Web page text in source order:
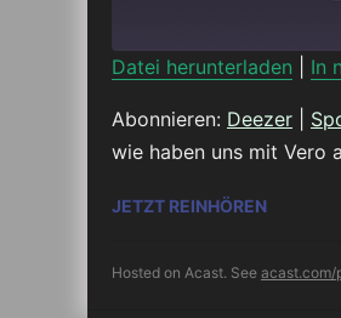
RSS FEED
LINK
EMBED
Datei herunterladen In
Abonnieren: Deezer
wie haben uns mit Vero
JETZT REINHÖREN#79 – V
Hosted on Acast. See acast.com/